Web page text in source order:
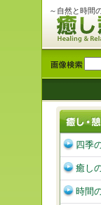
～自然と時間
四季
癒し
時間